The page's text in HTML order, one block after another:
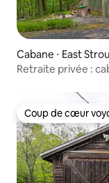
Cabane ⋅ East
Retraite privée :
Coup de cœur
Coup de cœur